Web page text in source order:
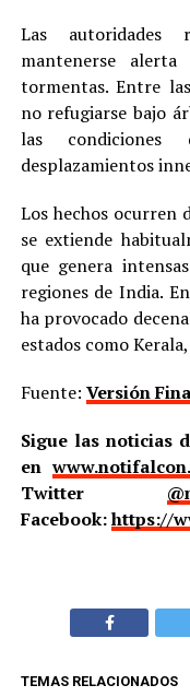
Las autoridades
mantenerse
tormentas. Entre
no refugiarse bajo
las
desplazamientos
Los hechos ocurren
se extiende
que genera
regiones de India.
ha provocado
estados como
Fuente: Versión
Sigue las noticias
en
Twitter
Facebook:https://
TEMAS RELACIONADOS